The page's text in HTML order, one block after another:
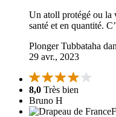
Un atoll protégé ou la
santé et en quantité.
Plonger Tubbataha
29 avr., 2023
8,0 Très bien
Bruno H